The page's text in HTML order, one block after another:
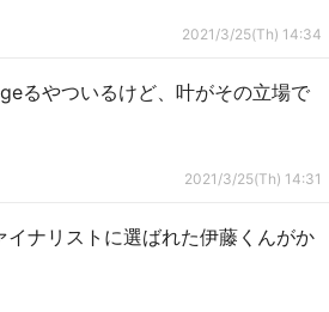
2021/3/25(Th) 14:34
るやついるけど、叶がその立場で
2021/3/25(Th) 14:31
イナリストに選ばれた伊藤くんがか